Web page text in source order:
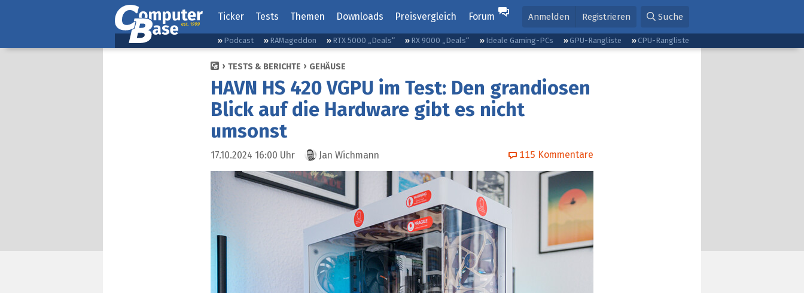
Ticker Tests Themen Downloads Preisvergleich Forum Anmelden Registrieren Suche
Podcast RAMageddon RTX 5000 „Deals“ RX 9000 „Deals“ Ideale Gaming-PCs GPU-Rangliste CPU-Rangliste
TESTS & BERICHTE GEHÄUSE
HAVN HS 420 VGPU im Test: Den grandiosen
Blick auf die Hardware gibt es nicht
umsonst
17.10.2024 16:00 Uhr Jan Wichmann 115 Kommentare